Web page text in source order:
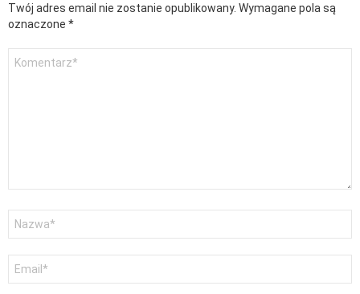
Twój adres email nie zostanie opublikowany. Wymagane pola są
oznaczone *
email
*